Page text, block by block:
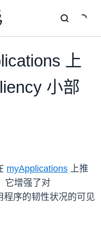
上
小部
myApplications 上推
它增强了对
程序的韧性状况的可见